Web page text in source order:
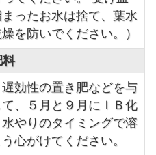
ったお水は捨て、葉水
を防いでください。）
料
効性の置き肥などを与
、５月と９月にＩＢ化
やりのタイミングで溶
心がけてください。